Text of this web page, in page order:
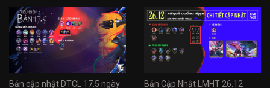
Bản cập nhật DTCL 17.5 ngày Bản Cập Nhật LMHT 26.12